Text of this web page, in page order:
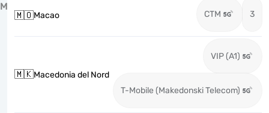
M
🇲🇴Macao CTM 3
🇲🇰Macedonia del Nord
VIP (A1)
T-Mobile (Makedonski Telecom)